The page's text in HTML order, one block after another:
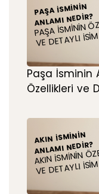
PAŞA İSMININ
ANLAMI NEDIR?
PAŞA İSMININ
VE DETAYLI
Paşa İsminin
Özellikleri ve
AKIN İSMININ
ANLAMI NEDIR?
AKIN İSMININ
VE DETAYLI